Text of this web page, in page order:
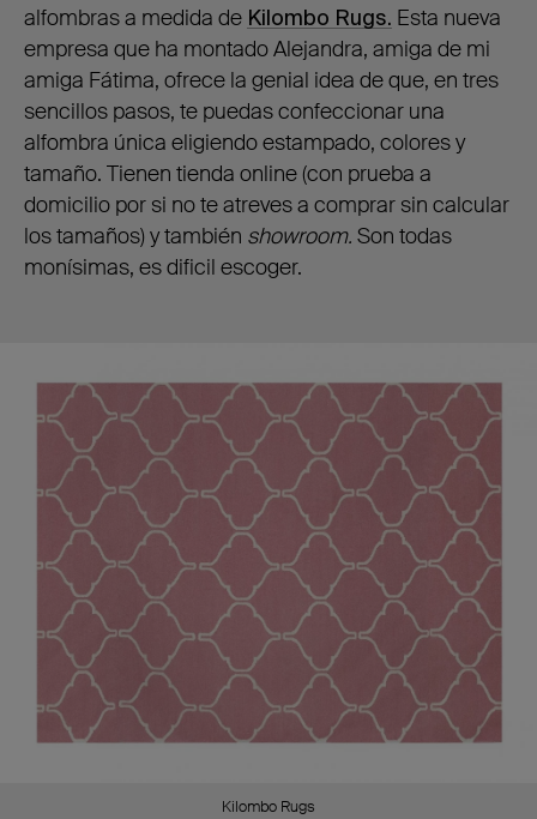
alfombras a medida de Kilombo Rugs. Esta nueva
empresa que ha montado Alejandra, amiga de mi
amiga Fátima, ofrece la genial idea de que, en tres
sencillos pasos, te puedas confeccionar una
alfombra única eligiendo estampado, colores y
tamaño. Tienen tienda online (con prueba a
domicilio por si no te atreves a comprar sin calcular
los tamaños) y también showroom. Son todas
monísimas, es dificil escoger.
Kilombo Rugs